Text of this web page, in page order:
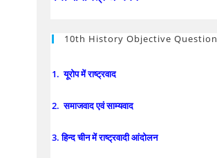
10th History Objective Question
1. यूरोप में राष्ट्रवाद
2. समाजवाद एवं साम्यवाद
3. हिन्द चीन में राष्ट्रवादी आंदोलन